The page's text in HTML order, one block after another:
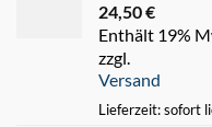
24,50€
Enthält 19%
zzgl.
Versand
Lieferzeit: sofort